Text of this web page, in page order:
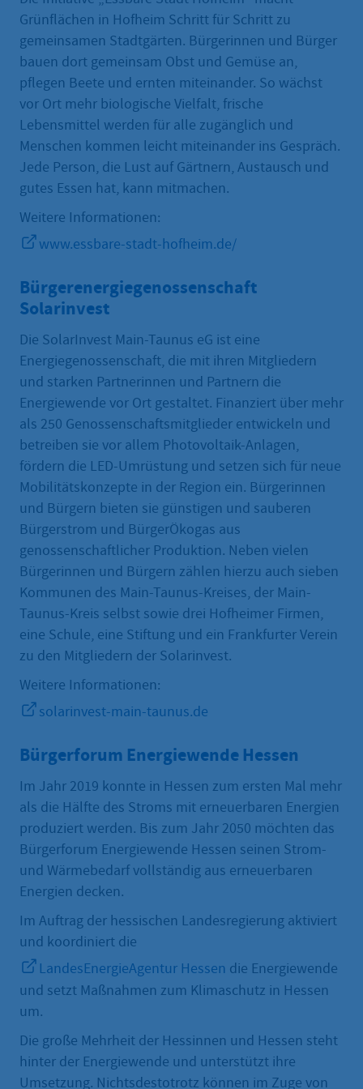
Grünflächen in Hofheim Schritt für Schritt zu
gemeinsamen Stadtgärten. Bürgerinnen und Bürger
bauen dort gemeinsam Obst und Gemüse an,
pflegen Beete und ernten miteinander. So wächst
vor Ort mehr biologische Vielfalt, frische
Lebensmittel werden für alle zugänglich und
Menschen kommen leicht miteinander ins Gespräch.
Jede Person, die Lust auf Gärtnern, Austausch und
gutes Essen hat, kann mitmachen.
Weitere Informationen:
www.essbare-stadt-hofheim.de/
Bürgerenergiegenossenschaft
Solarinvest
Die SolarInvest Main-Taunus eG ist eine
Energiegenossenschaft, die mit ihren Mitgliedern
und starken Partnerinnen und Partnern die
Energiewende vor Ort gestaltet. Finanziert über mehr
als 250 Genossenschaftsmitglieder entwickeln und
betreiben sie vor allem Photovoltaik-Anlagen,
fördern die LED-Umrüstung und setzen sich für neue
Mobilitätskonzepte in der Region ein. Bürgerinnen
und Bürgern bieten sie günstigen und sauberen
Bürgerstrom und BürgerÖkogas aus
genossenschaftlicher Produktion. Neben vielen
Bürgerinnen und Bürgern zählen hierzu auch sieben
Kommunen des Main-Taunus-Kreises, der Main-
Taunus-Kreis selbst sowie drei Hofheimer Firmen,
eine Schule, eine Stiftung und ein Frankfurter Verein
zu den Mitgliedern der Solarinvest.
Weitere Informationen:
solarinvest-main-taunus.de
Bürgerforum Energiewende Hessen
Im Jahr 2019 konnte in Hessen zum ersten Mal mehr
als die Hälfte des Stroms mit erneuerbaren Energien
produziert werden. Bis zum Jahr 2050 möchten das
Bürgerforum Energiewende Hessen seinen Strom-
und Wärmebedarf vollständig aus erneuerbaren
Energien decken.
Im Auftrag der hessischen Landesregierung aktiviert
und koordiniert die
LandesEnergieAgentur Hessen die Energiewende
und setzt Maßnahmen zum Klimaschutz in Hessen
um.
Die große Mehrheit der Hessinnen und Hessen steht
hinter der Energiewende und unterstützt ihre
Umsetzung. Nichtsdestotrotz können im Zuge von